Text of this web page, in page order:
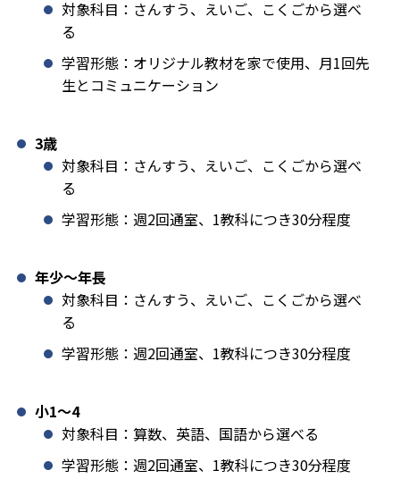
対象科目：さんすう、えいご、こくごから選べ
る
学習形態：オリジナル教材を家で使用、月1回先
生とコミュニケーション
3歳
対象科目：さんすう、えいご、こくごから選べ
る
学習形態：週2回通室、1教科につき30分程度
年少〜年長
対象科目：さんすう、えいご、こくごから選べ
る
学習形態：週2回通室、1教科につき30分程度
小1️〜4
対象科目：算数、英語、国語から選べる
学習形態：週2回通室、1教科につき30分程度